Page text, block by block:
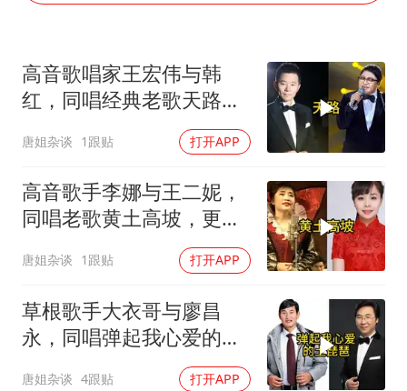
网传《披荆斩棘2026》名单
浙江台州《告全体市民书》
香港宏福苑火灾或由烟头引起
人民的健康、体质、幸福一脉相承
高音歌唱家王宏伟与韩
红，同唱经典老歌天路，
唐姐杂谈 1跟贴 打开APP
高音歌手李娜与王二妮，
同唱老歌黄土高坡，更喜
唐姐杂谈 1跟贴 打开APP
草根歌手大衣哥与廖昌
永，同唱弹起我心爱的土
唐姐杂谈 4跟贴 打开APP